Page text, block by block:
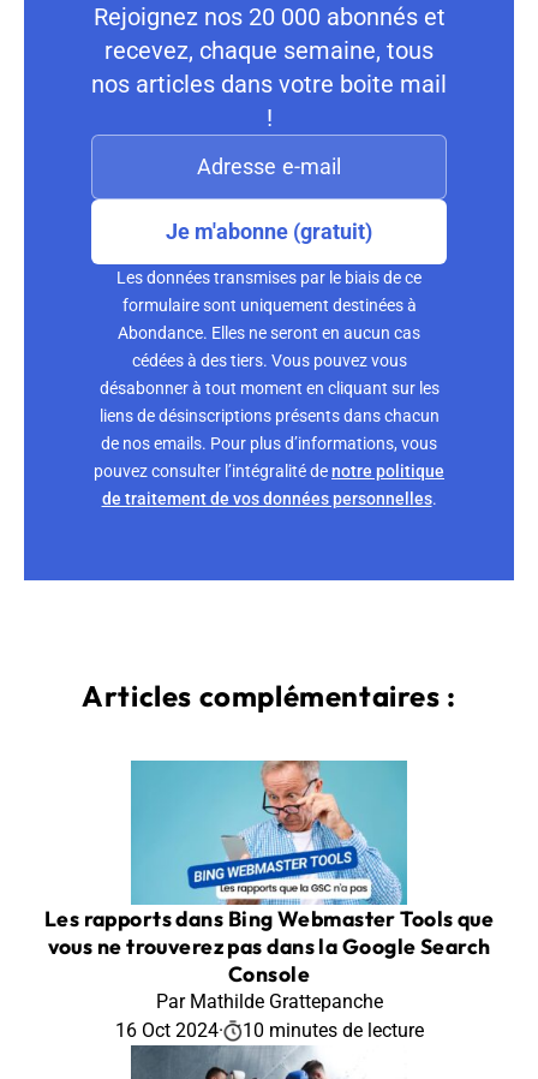
Rejoignez nos 20 000 abonnés et
recevez, chaque semaine, tous
nos articles dans votre boite mail
!
Je m'abonne (gratuit)
Les données transmises par le biais de ce
formulaire sont uniquement destinées à
Abondance. Elles ne seront en aucun cas
cédées à des tiers. Vous pouvez vous
désabonner à tout moment en cliquant sur les
liens de désinscriptions présents dans chacun
de nos emails. Pour plus d’informations, vous
pouvez consulter l’intégralité denotre politique
de traitement de vos données personnelles.
Articles complémentaires :
Les rapports dans Bing Webmaster Tools que
vous ne trouverez pas dans la Google Search
Console
Par Mathilde Grattepanche
16 Oct 2024· 10 minutes de lecture